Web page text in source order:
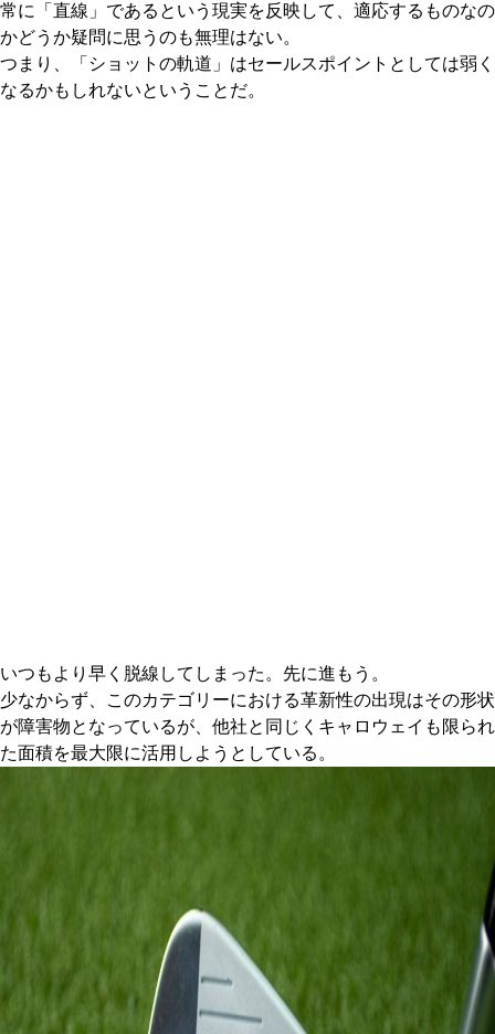
常に「直線」であるという現実を反映して、適応するものなの
かどうか疑問に思うのも無理はない。
つまり、「ショットの軌道」はセールスポイントとしては弱く
なるかもしれないということだ。
いつもより早く脱線してしまった。先に進もう。
少なからず、このカテゴリーにおける革新性の出現はその形状
が障害物となっているが、他社と同じくキャロウェイも限られ
た面積を最大限に活用しようとしている。